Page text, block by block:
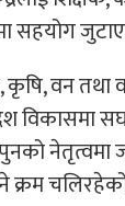
सहयोग
कृषि, वन
विकासमा
नेतृत्वमा